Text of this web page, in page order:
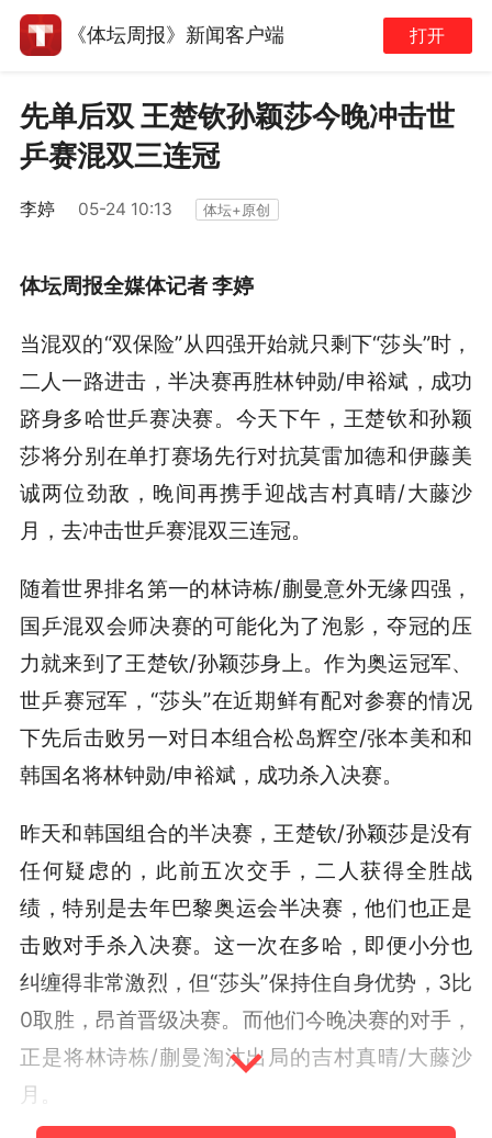
《体坛周报》新闻客户端 打开
先单后双 王楚钦孙颖莎今晚冲击世
乒赛混双三连冠
李婷 05-24 10:13 体坛+原创
体坛周报全媒体记者 李婷
当混双的“双保险”从四强开始就只剩下“莎头”时，
二人一路进击，半决赛再胜林钟勋/申裕斌，成功
跻身多哈世乒赛决赛。今天下午，王楚钦和孙颖
莎将分别在单打赛场先行对抗莫雷加德和伊藤美
诚两位劲敌，晚间再携手迎战吉村真晴/大藤沙
月，去冲击世乒赛混双三连冠。
随着世界排名第一的林诗栋/蒯曼意外无缘四强，
国乒混双会师决赛的可能化为了泡影，夺冠的压
力就来到了王楚钦/孙颖莎身上。作为奥运冠军、
世乒赛冠军，“莎头”在近期鲜有配对参赛的情况
下先后击败另一对日本组合松岛辉空/张本美和和
韩国名将林钟勋/申裕斌，成功杀入决赛。
昨天和韩国组合的半决赛，王楚钦/孙颖莎是没有
任何疑虑的，此前五次交手，二人获得全胜战
绩，特别是去年巴黎奥运会半决赛，他们也正是
击败对手杀入决赛。这一次在多哈，即便小分也
纠缠得非常激烈，但“莎头”保持住自身优势，3比
0取胜，昂首晋级决赛。而他们今晚决赛的对手，
正是将林诗栋/蒯曼淘汰出局的吉村真晴/大藤沙
月。